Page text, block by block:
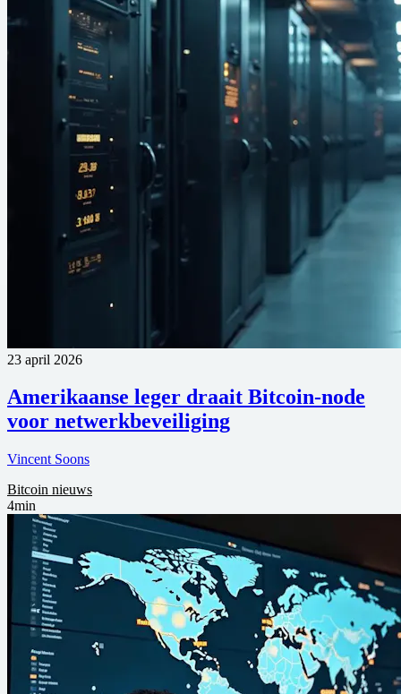
23 april 2026
Amerikaanse leger draait Bitcoin-node
voor netwerkbeveiliging
Vincent Soons
Bitcoin nieuws
4min